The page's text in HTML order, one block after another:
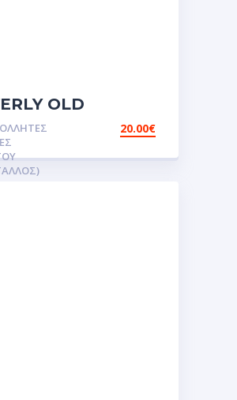
OLD
ΖΕΥΓΟΣ
ετικέτες
20.00€